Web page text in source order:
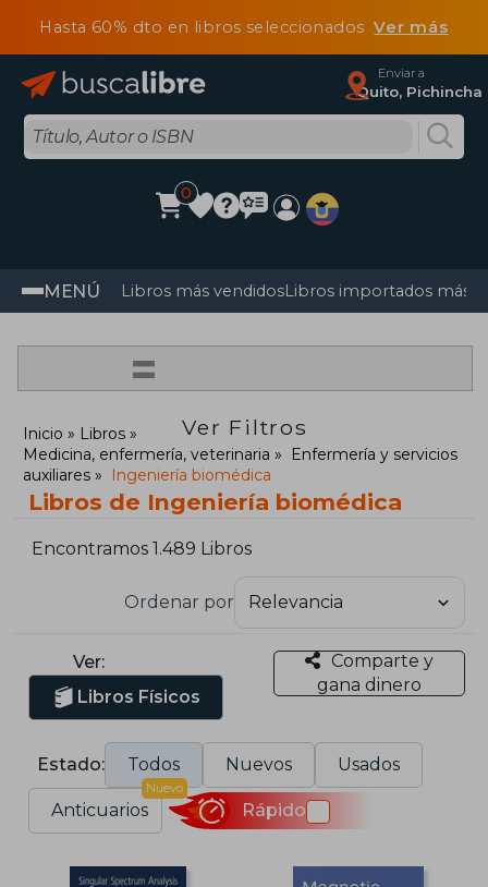
Hasta 60% dto en libros seleccionadosVer más
Enviar a
Quito, Pichincha
0
MENÚ Libros más vendidosLibros importados más
=
Ver Filtros
Inicio
Libros
Medicina, enfermería, veterinaria
Enfermería y servicios
auxiliares
Ingeniería biomédica
Libros de Ingeniería biomédica
Encontramos 1.489 Libros
Ordenar por
Ver:
Libros Físicos
Comparte y
gana dinero
Estado: Todos Nuevos Usados
Anticuarios
Nuevo
Rápido